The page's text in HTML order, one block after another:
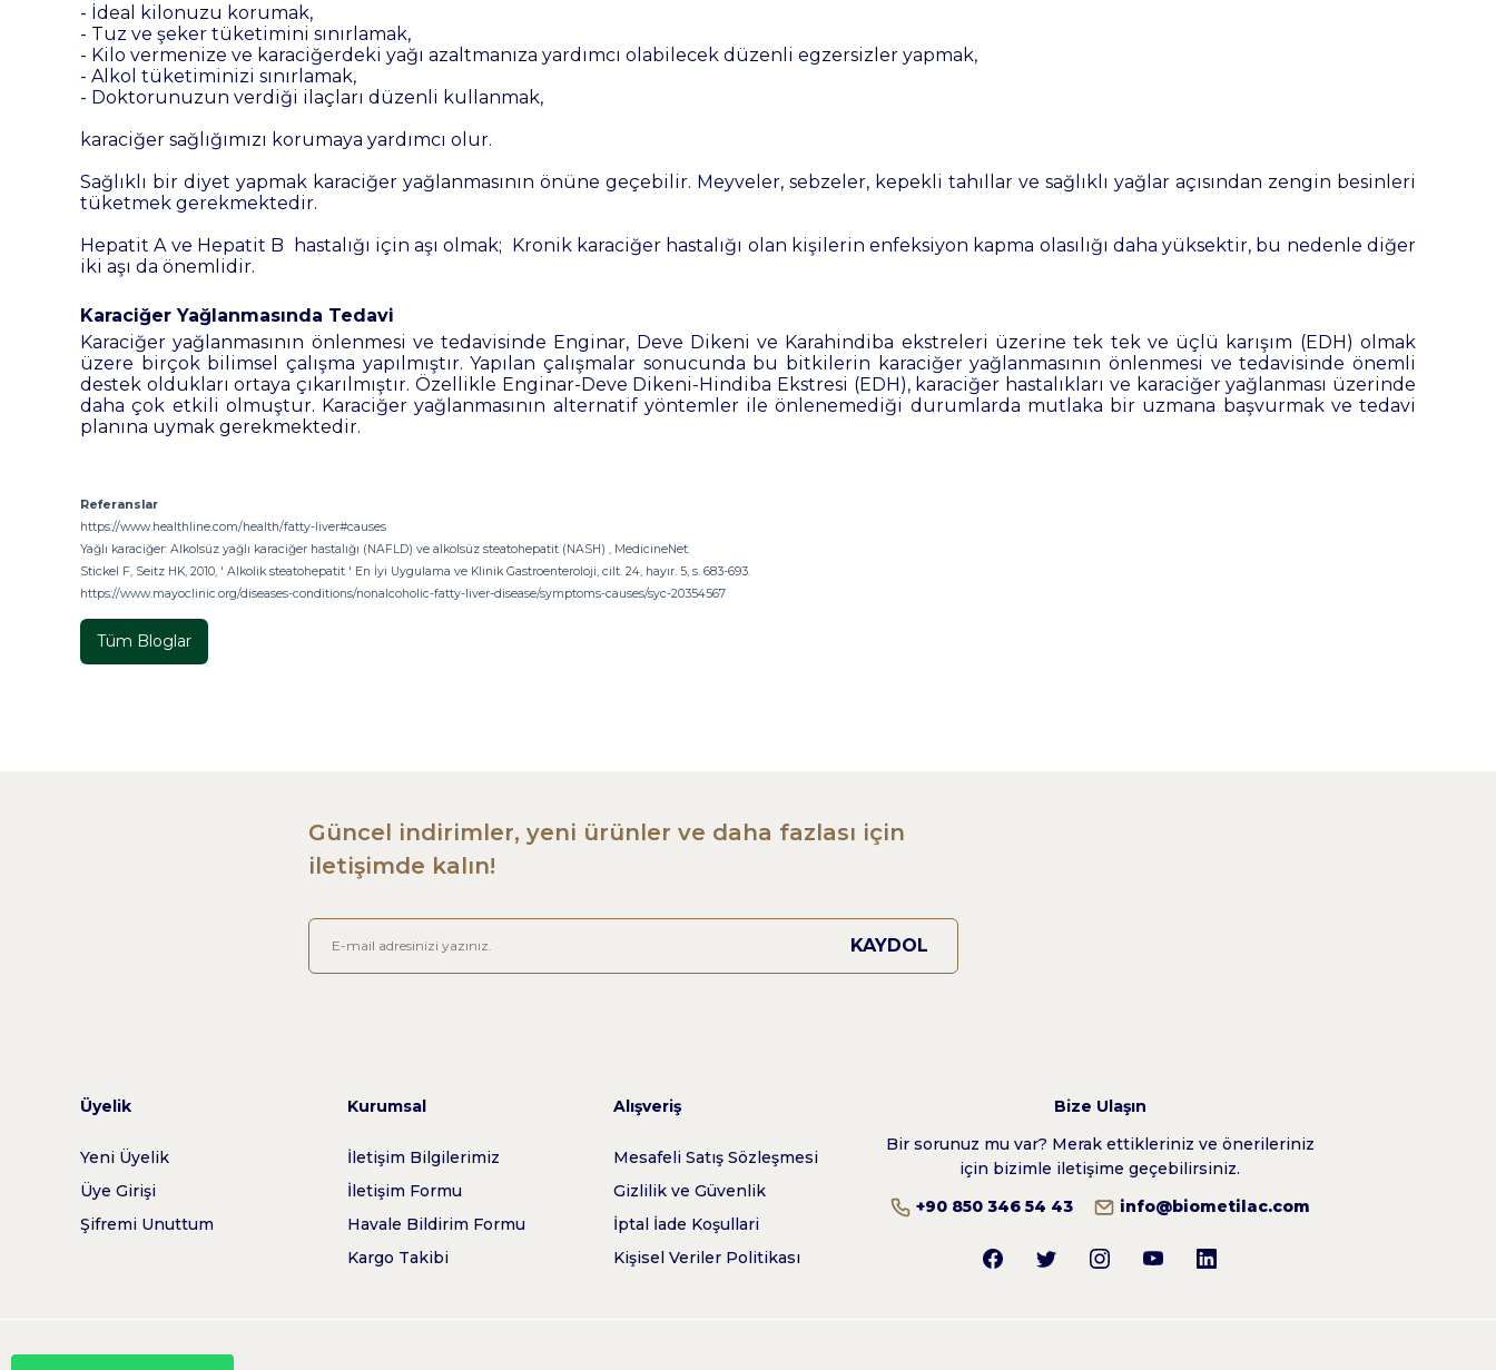
- İdeal kilonuzu korumak,
- Tuz ve şeker tüketimini sınırlamak,
- Kilo vermenize ve karaciğerdeki yağı azaltmanıza yardımcı olabilecek düzenli egzersizler yapmak,
- Alkol tüketiminizi sınırlamak,
- Doktorunuzun verdiği ilaçları düzenli kullanmak,
karaciğer sağlığımızı korumaya yardımcı olur.
Sağlıklı bir diyet yapmak karaciğer yağlanmasının önüne geçebilir. Meyveler, sebzeler, kepekli tahıllar ve sağlıklı yağlar açısından zengin besinleri
tüketmek gerekmektedir.
HepatitA ve Hepatit B hastalığı için aşı olmak; Kronik karaciğer hastalığı olan kişilerin enfeksiyon kapma olasılığı daha yüksektir, bu nedenle diğer
iki aşı da önemlidir.
Karaciğer Yağlanmasında Tedavi
Karaciğer yağlanmasının önlenmesi ve tedavisinde Enginar, Deve Dikeni ve Karahindiba ekstreleri üzerine tek tek ve üçlü karışım (EDH) olmak
üzere birçok bilimsel çalışma yapılmıştır. Yapılan çalışmalar sonucunda bu bitkilerin karaciğer yağlanmasının önlenmesi ve tedavisinde önemli
destek oldukları ortaya çıkarılmıştır. Özellikle Enginar-Deve Dikeni-Hindiba Ekstresi (EDH), karaciğer hastalıkları ve karaciğer yağlanması üzerinde
daha çok etkili olmuştur. Karaciğer yağlanmasının alternatif yöntemler ile önlenemediği durumlarda mutlaka bir uzmana başvurmak ve tedavi
planına uymak gerekmektedir.
Referanslar
https://www.healthline.com/health/fatty-liver#causes
Yağlı karaciğer: Alkolsüz yağlı karaciğer hastalığı (NAFLD) ve alkolsüz steatohepatit (NASH) , MedicineNet.
Stickel F, Seitz HK, 2010, ' Alkolik steatohepatit ' En İyi Uygulama ve Klinik Gastroenteroloji, cilt. 24, hayır. 5, s. 683-693.
https://www.mayoclinic.org/diseases-conditions/nonalcoholic-fatty-liver-disease/symptoms-causes/syc-20354567
Tüm Bloglar
Güncel indirimler, yeni ürünler ve daha fazlası için
iletişimde kalın!
KAYDOL
Üyelik
Yeni Üyelik
Üye Girişi
Şifremi Unuttum
Kurumsal
İletişim Bilgilerimiz
İletişim Formu
Havale Bildirim Formu
Kargo Takibi
Alışveriş
Mesafeli Satış Sözleşmesi
Gizlilik ve Güvenlik
İptal İade Koşullari
Kişisel Veriler Politikası
Bize Ulaşın
Bir sorunuz mu var? Merak ettikleriniz ve önerileriniz
için bizimle iletişime geçebilirsiniz.
+90 850 346 54 43
info@biometilac.com